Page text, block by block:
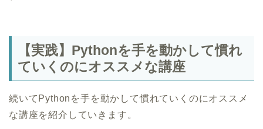
【実践】Pythonを手を動かして慣れ
ていくのにオススメな講座
続いてPythonを手を動かして慣れていくのにオススメ
な講座を紹介していきます。